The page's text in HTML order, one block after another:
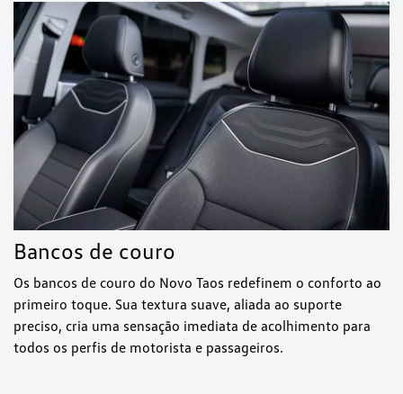
Bancos de couro
Os bancos de couro do Novo Taos redefinem o conforto ao
primeiro toque. Sua textura suave, aliada ao suporte
preciso, cria uma sensação imediata de acolhimento para
todos os perfis de motorista e passageiros.